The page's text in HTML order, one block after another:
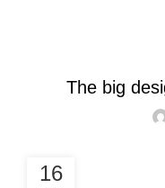
The big
16